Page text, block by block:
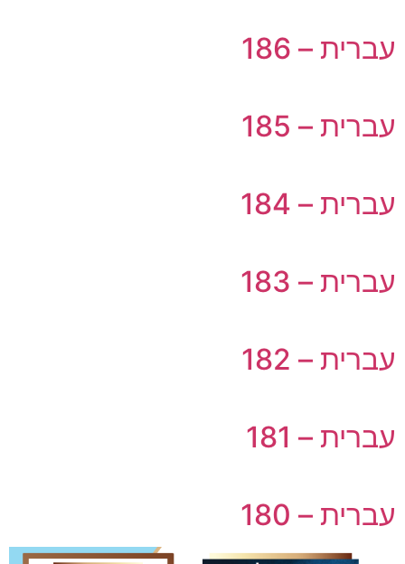
עברית – 186
עברית – 185
עברית – 184
עברית – 183
עברית – 182
עברית – 181
עברית – 180